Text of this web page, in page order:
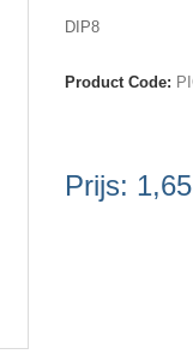
DIP8
Product Code:
Prijs: